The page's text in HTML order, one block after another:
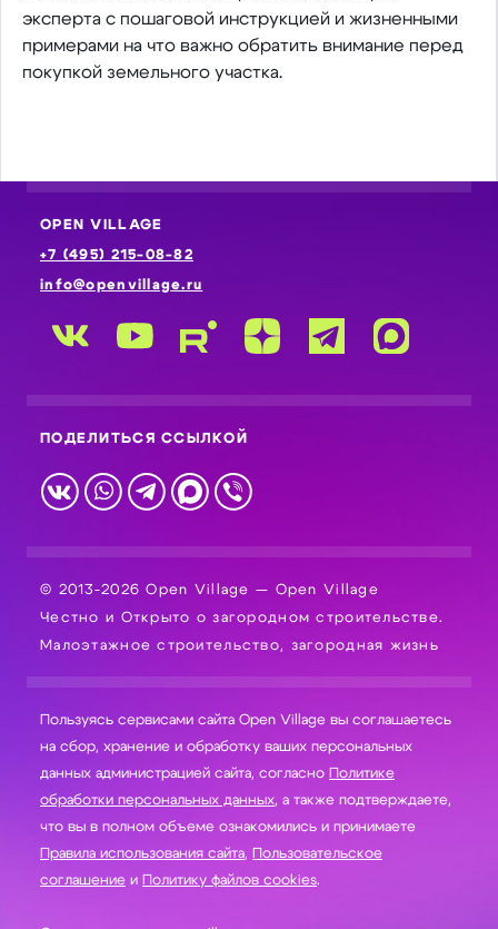
эксперта с пошаговой инструкцией и жизненными
примерами на что важно обратить внимание перед
покупкой земельного участка.
OPEN VILLAGE
+7 (495) 215-08-82
info@openvillage.ru
ПОДЕЛИТЬСЯ ССЫЛКОЙ
© 2013-2026 Open Village — Open Village
Честно и Открыто о загородном строительстве.
Малоэтажное строительство, загородная жизнь
Пользуясь сервисами сайта Open Village вы соглашаетесь
на сбор, хранение и обработку ваших персональных
данных администрацией сайта, согласно Политике
обработки персональных данных, а также подтверждаете,
что вы в полном объеме ознакомились и принимаете
Правила использования сайта, Пользовательское
соглашение и Политику файлов cookies.